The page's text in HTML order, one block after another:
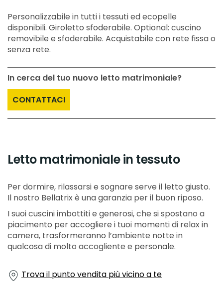
Personalizzabile in tutti i tessuti ed ecopelle
disponibili. Giroletto sfoderabile. Optional: cuscino
removibile e sfoderabile. Acquistabile con rete fissa o
senza rete.
In cerca del tuo nuovo letto matrimoniale?
CONTATTACI
Letto matrimoniale in tessuto
Per dormire, rilassarsi e sognare serve il letto giusto.
Il nostro Bellatrix è una garanzia per il buon riposo.
I suoi cuscini imbottiti e generosi, che si spostano a
piacimento per accogliere i tuoi momenti di relax in
camera, trasformeranno l’ambiente notte in
qualcosa di molto accogliente e personale.
Trova il punto vendita più vicino a te